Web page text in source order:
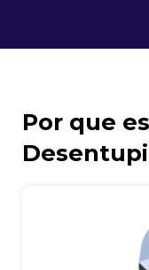
Por que